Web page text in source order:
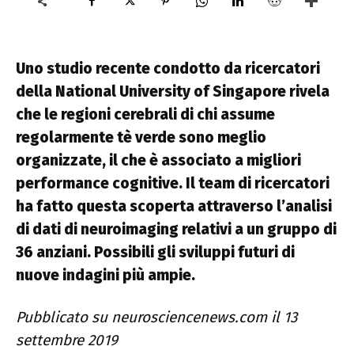
Uno studio recente condotto da ricercatori
della National University of Singapore rivela
che le regioni cerebrali di chi assume
regolarmente tè verde sono meglio
organizzate, il che è associato a migliori
performance cognitive. Il team di ricercatori
ha fatto questa scoperta attraverso l’analisi
di dati di neuroimaging relativi a un gruppo di
36 anziani. Possibili gli sviluppi futuri di
nuove indagini più ampie.
Pubblicato su neurosciencenews.com il 13
settembre 2019